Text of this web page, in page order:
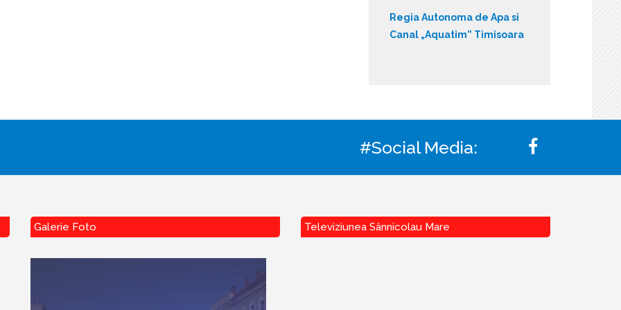
Regia Autonoma de Apa si
Canal „Aquatim” Timisoara
#Social Media:
Galerie Foto Televiziunea Sânnicolau Mare